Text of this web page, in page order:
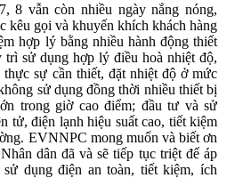
8 vẫn còn nhiều ngày nắng nóng,
kêu gọi và khuyến khích khách hàng
hợp lý bằng nhiều hành động thiết
sử dụng hợp lý điều hoà nhiệt độ,
sự cần thiết, đặt nhiệt độ ở mức
sử dụng đồng thời nhiều thiết bị
trong giờ cao điểm; đầu tư và sử
tử, điện lạnh hiệu suất cao, tiết kiệm
EVNNPC mong muốn và biết ơn
dân đã và sẽ tiếp tục triệt để áp
dụng điện an toàn, tiết kiệm, ích